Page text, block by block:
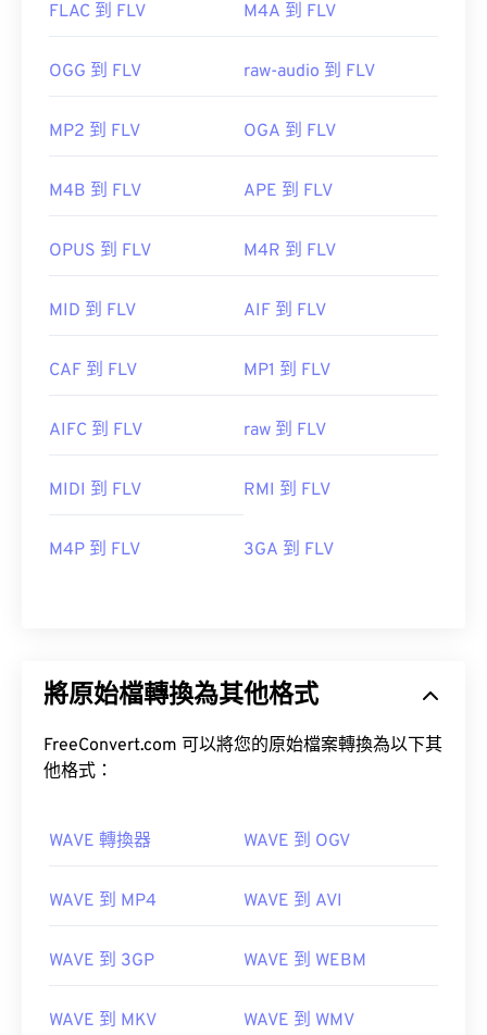
00 00
00 00
FLAC 到 FLV M4A 到 FLV
OGG 到 FLV raw-audio 到 FLV
MP2 到 FLV OGA 到 FLV
M4B 到 FLV APE 到 FLV
OPUS 到 FLV M4R 到 FLV
MID 到 FLV AIF 到 FLV
CAF 到 FLV MP1 到 FLV
AIFC 到 FLV raw 到 FLV
MIDI 到 FLV RMI 到 FLV
M4P 到 FLV 3GA 到 FLV
將原始檔轉換為其他格式
FreeConvert.com 可以將您的原始檔案轉換為以下其
他格式：
WAVE 轉換器 WAVE 到 OGV
WAVE 到 MP4 WAVE 到 AVI
WAVE 到 3GP WAVE 到 WEBM
WAVE 到 MKV WAVE 到 WMV